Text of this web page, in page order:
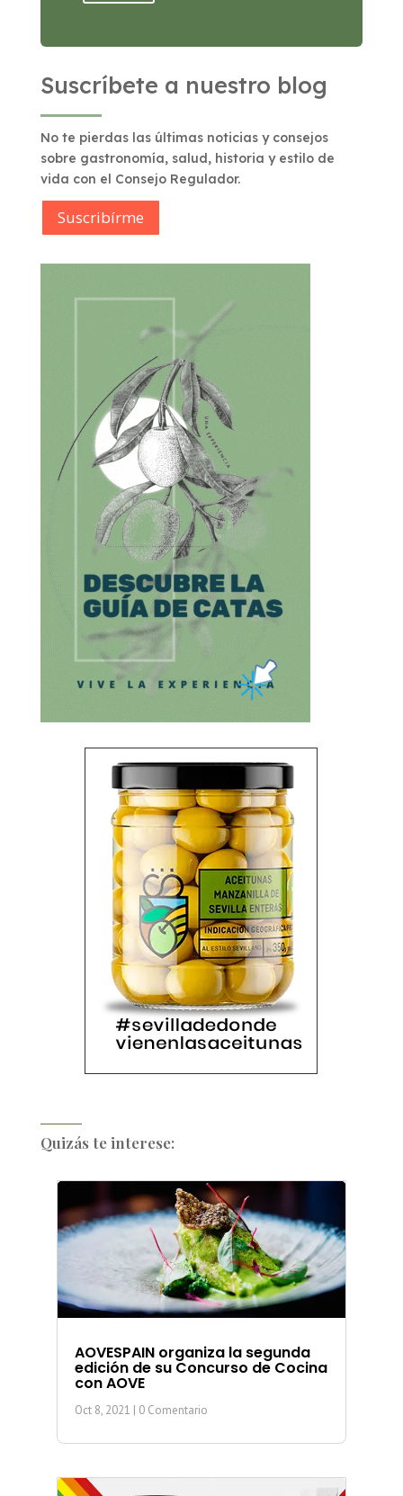
Suscríbete a nuestro blog
No te pierdas las últimas noticias y consejos
sobre gastronomía, salud, historia y estilo de
vida con el Consejo Regulador.
Suscribírme
Quizás te interese:
AOVESPAIN organiza la segunda
edición de su Concurso de Cocina
con AOVE
Oct 8, 2021 | 0 Comentario